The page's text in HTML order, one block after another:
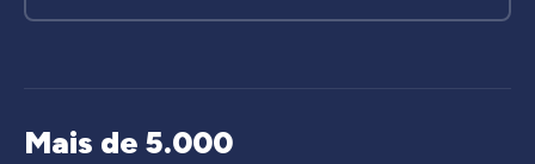
Mais de 5.000